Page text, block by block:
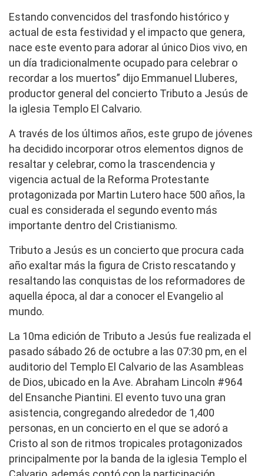
Estando convencidos del trasfondo histórico y
actual de esta festividad y el impacto que genera,
nace este evento para adorar al único Dios vivo, en
un día tradicionalmente ocupado para celebrar o
recordar a los muertos” dijo Emmanuel Lluberes,
productor general del concierto Tributo a Jesús de
la iglesia Templo El Calvario.
A través de los últimos años, este grupo de jóvenes
ha decidido incorporar otros elementos dignos de
resaltar y celebrar, como la trascendencia y
vigencia actual de la Reforma Protestante
protagonizada por Martin Lutero hace 500 años, la
cual es considerada el segundo evento más
importante dentro del Cristianismo.
Tributo a Jesús es un concierto que procura cada
año exaltar más la figura de Cristo rescatando y
resaltando las conquistas de los reformadores de
aquella época, al dar a conocer el Evangelio al
mundo.
La 10ma edición de Tributo a Jesús fue realizada el
pasado sábado 26 de octubre a las 07:30 pm, en el
auditorio del Templo El Calvario de las Asambleas
de Dios, ubicado en la Ave. Abraham Lincoln #964
del Ensanche Piantini. El evento tuvo una gran
asistencia, congregando alrededor de 1,400
personas, en un concierto en el que se adoró a
Cristo al son de ritmos tropicales protagonizados
principalmente por la banda de la iglesia Templo el